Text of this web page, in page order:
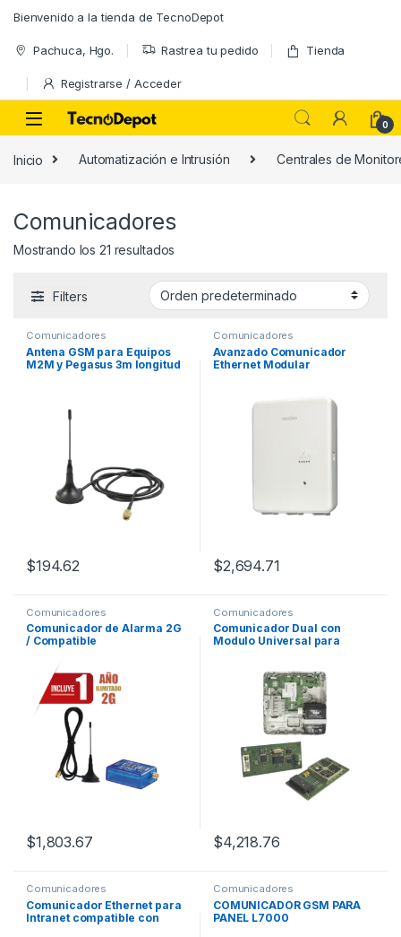
Bienvenido a la tienda de TecnoDepot
Pachuca, Hgo. Rastrea tu pedido Tienda
Registrarse / Acceder
0
Inicio Automatización e Intrusión Centrales de
Comunicadores
Mostrando los 21 resultados
Filters
Comunicadores
Antena GSM para Equipos
M2M y Pegasus 3m longitud
$194.62
Comunicadores
Avanzado Comunicador
Ethernet Modular
$2,694.71
Comunicadores
Comunicador de Alarma 2G
/ Compatible
MN01-V3)
$1,803.67
Comunicadores
Comunicador Dual con
Modulo Universal para
$4,218.76
Comunicadores
Comunicador Ethernet para
Intranet compatible con
Comunicadores
COMUNICADOR GSM PARA
PANEL L7000